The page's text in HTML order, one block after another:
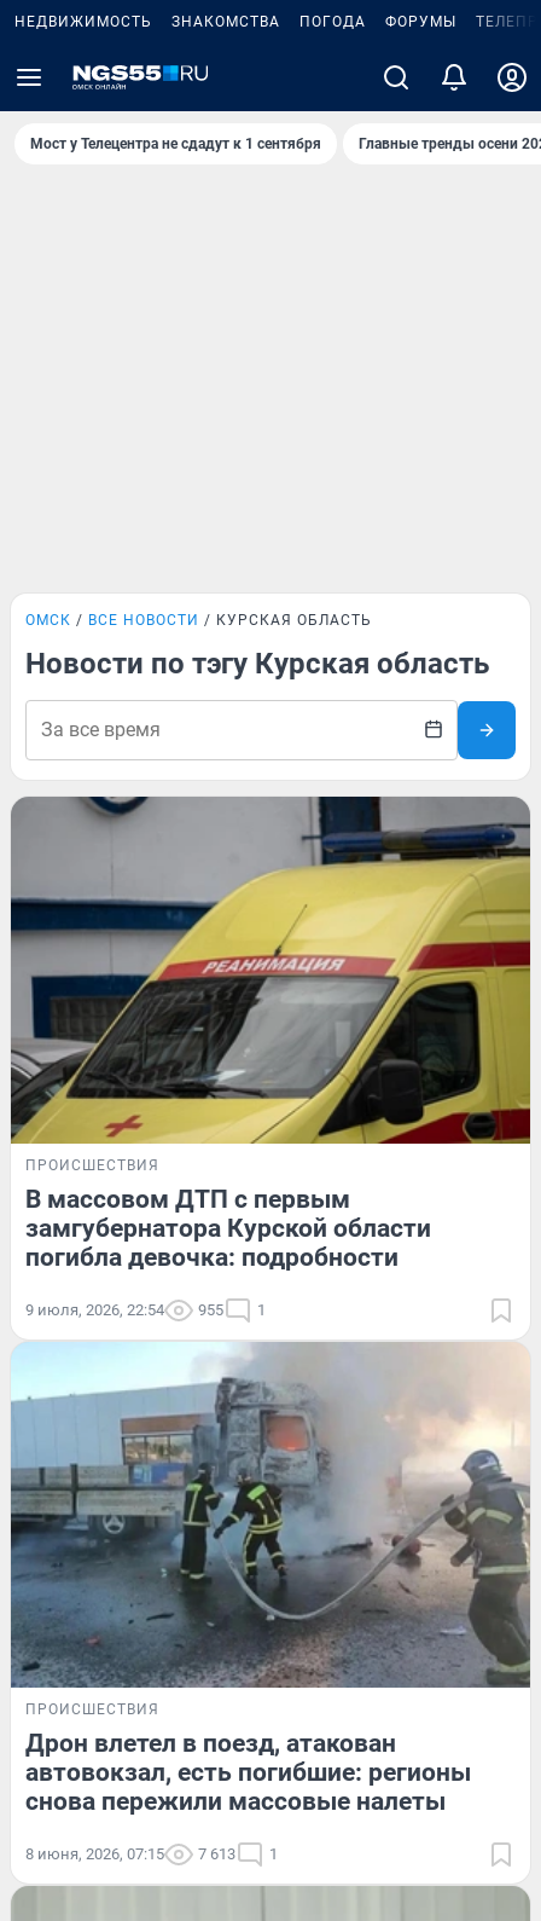
НЕДВИЖИМОСТЬ ЗНАКОМСТВА ПОГОДА ФОРУМЫ
Мост у Телецентра не сдадут к 1 сентября Главные тренды осени
ОМСК ВСЕ НОВОСТИ КУРСКАЯ ОБЛАСТЬ
Новости по тэгу Курская область
ПРОИСШЕСТВИЯ
В массовом ДТП с первым
замгубернатора Курской области
погибла девочка: подробности
9 июля, 2026, 22:54 955 1
ПРОИСШЕСТВИЯ
Дрон влетел в поезд, атакован
автовокзал, есть погибшие: регионы
снова пережили массовые налеты
8 июня, 2026, 07:15 7 613 1